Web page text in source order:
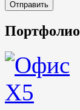
Портфолио